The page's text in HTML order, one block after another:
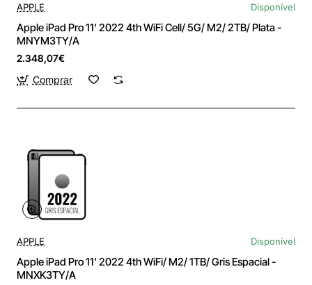
APPLE Disponível
Apple iPad Pro 11' 2022 4th WiFi Cell/ 5G/ M2/ 2TB/ Plata -
MNYM3TY/A
2.348,07€
Comprar
APPLE Disponível
Apple iPad Pro 11' 2022 4th WiFi/ M2/ 1TB/ Gris Espacial -
MNXK3TY/A